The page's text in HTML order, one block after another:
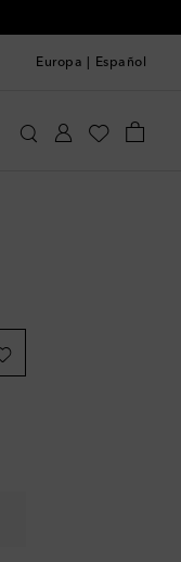
Europa Español